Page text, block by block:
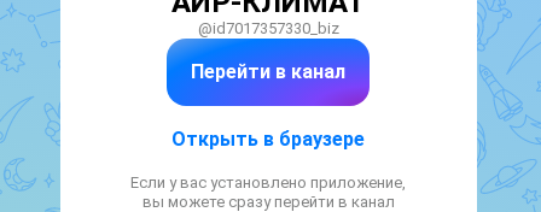
@id7017357330_biz
Перейти в канал
Открыть в браузере
Если у вас установлено приложение,
вы можете сразу перейти в канал